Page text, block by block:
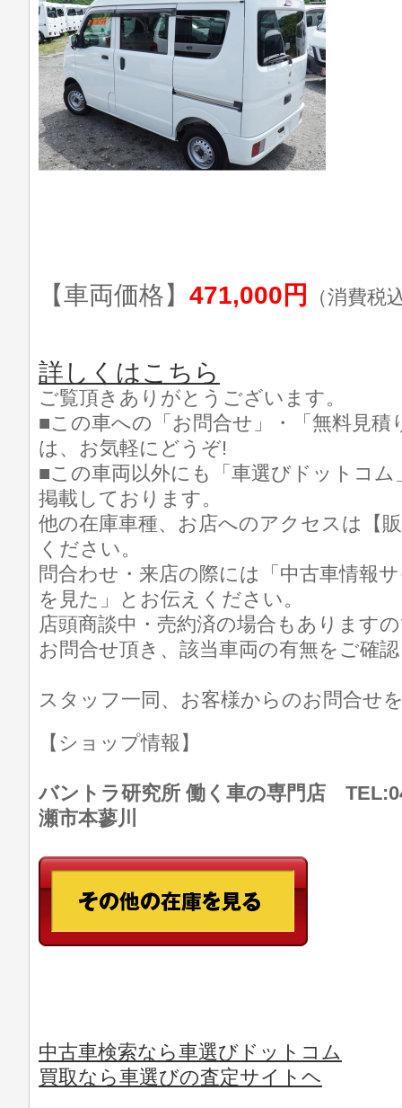
【車両価格】 471,000円 （消費税
詳しくはこちら
ご覧頂きありがとうございます。
■この車への「お問合せ」・「無料見積
は、お気軽にどうぞ!
■この車両以外にも「車選びドットコ
掲載しております。
他の在庫車種、お店へのアクセスは【
ください。
問合わせ・来店の際には「中古車情報
を見た」とお伝えください。
店頭商談中・売約済の場合もあります
お問合せ頂き、該当車両の有無をご確
スタッフ一同、お客様からのお問合せ
【ショップ情報】
バントラ研究所 働く車の専門店
瀬市本蓼川
中古車検索なら車選びドットコム
買取なら車選びの査定サイトヘ